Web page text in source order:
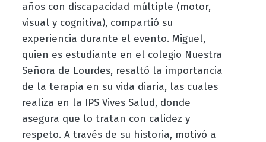
años con discapacidad múltiple (motor,
visual y cognitiva), compartió su
experiencia durante el evento. Miguel,
quien es estudiante en el colegio Nuestra
Señora de Lourdes, resaltó la importancia
de la terapia en su vida diaria, las cuales
realiza en la IPS Vives Salud, donde
asegura que lo tratan con calidez y
respeto. A través de su historia, motivó a